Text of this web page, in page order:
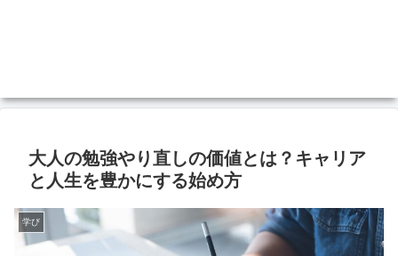
大人の勉強やり直しの価値とは？キャリア
と人生を豊かにする始め方
学び